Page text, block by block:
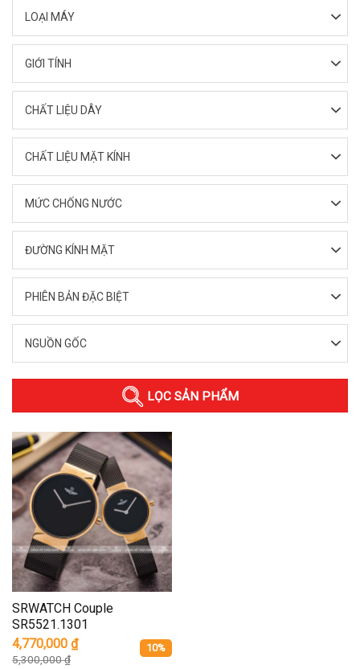
LOẠI MÁY
GIỚI TÍNH
CHẤT LIỆU DÂY
CHẤT LIỆU MẶT KÍNH
MỨC CHỐNG NƯỚC
ĐƯỜNG KÍNH MẶT
PHIÊN BẢN ĐẶC BIỆT
NGUỒN GỐC
LỌC SẢN PHẨM
SRWATCH Couple
SR5521.1301
4,770,000 ₫
5,300,000₫
10%